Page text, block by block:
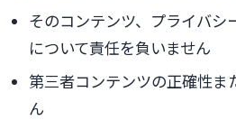
そのコンテンツ、プライバシ
について責任を負いません
第三者コンテンツの正確性ま
ん